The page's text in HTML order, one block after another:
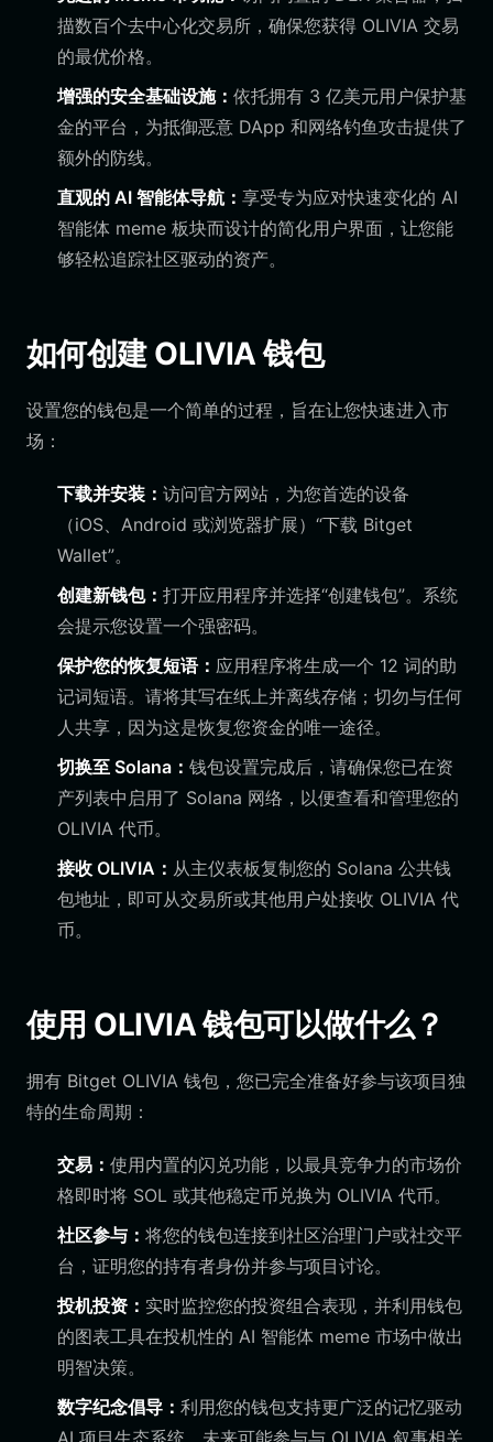
描数百个去中心化交易所，确保您获得 OLIVIA 交易
的最优价格。
增强的安全基础设施： 依托拥有 3 亿美元用户保护基
金的平台，为抵御恶意 DApp 和网络钓鱼攻击提供了
额外的防线。
直观的 AI 智能体导航： 享受专为应对快速变化的 AI
智能体 meme 板块而设计的简化用户界面，让您能
够轻松追踪社区驱动的资产。
如何创建 OLIVIA 钱包
设置您的钱包是一个简单的过程，旨在让您快速进入市
场：
下载并安装： 访问官方网站，为您首选的设备
（iOS、Android 或浏览器扩展）“下载 Bitget
Wallet”。
创建新钱包： 打开应用程序并选择“创建钱包”。系统
会提示您设置一个强密码。
保护您的恢复短语： 应用程序将生成一个 12 词的助
记词短语。请将其写在纸上并离线存储；切勿与任何
人共享，因为这是恢复您资金的唯一途径。
切换至 Solana： 钱包设置完成后，请确保您已在资
产列表中启用了 Solana 网络，以便查看和管理您的
OLIVIA 代币。
接收 OLIVIA： 从主仪表板复制您的 Solana 公共钱
包地址，即可从交易所或其他用户处接收 OLIVIA 代
币。
使用 OLIVIA 钱包可以做什么？
拥有 Bitget OLIVIA 钱包，您已完全准备好参与该项目独
特的生命周期：
交易： 使用内置的闪兑功能，以最具竞争力的市场价
格即时将 SOL 或其他稳定币兑换为 OLIVIA 代币。
社区参与： 将您的钱包连接到社区治理门户或社交平
台，证明您的持有者身份并参与项目讨论。
投机投资： 实时监控您的投资组合表现，并利用钱包
的图表工具在投机性的 AI 智能体 meme 市场中做出
明智决策。
数字纪念倡导： 利用您的钱包支持更广泛的记忆驱动
AI 项目生态系统，未来可能参与与 OLIVIA 叙事相关